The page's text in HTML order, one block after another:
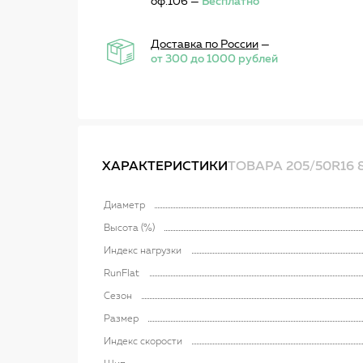
Доставка по России —
от 300 до 1000 рублей
ХАРАКТЕРИСТИКИТОВАРА 205/50R16
Диаметр
Высота (%)
Индекс нагрузки
RunFlat
Сезон
Размер
Индекс скорости